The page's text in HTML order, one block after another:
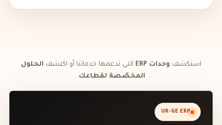
استكشف وحدات ERP التي تدعمها خدماتنا أو اكتشف الحلول
المخصّصة لقطاعك.
UR-GE ERP